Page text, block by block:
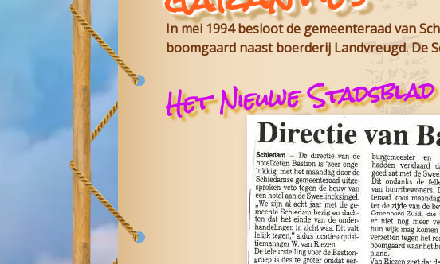
In mei 1994 besloot de gemeenteraad van
boomgaard naast boerderij Landvreugd. De
Het Nieuwe Stadsblad